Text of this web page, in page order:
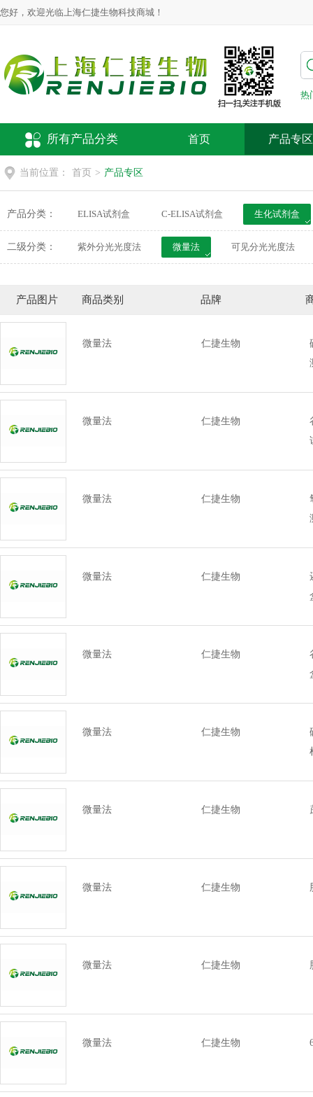
您好，欢迎光临上海仁捷生物科技商城！
热
所有产品分类 首页 产品专区
当前位置： 首页 > 产品专区
产品分类： ELISA试剂盒 C-ELISA试剂盒 生化试剂盒
荧光探针
二级分类：
紫外分光光度法 微量法 可见分光光度法
产品图片 商品类别 品牌
微量法 仁捷生物
微量法 仁捷生物
微量法 仁捷生物
微量法 仁捷生物
微量法 仁捷生物
微量法 仁捷生物
微量法 仁捷生物
微量法 仁捷生物
微量法 仁捷生物
微量法 仁捷生物